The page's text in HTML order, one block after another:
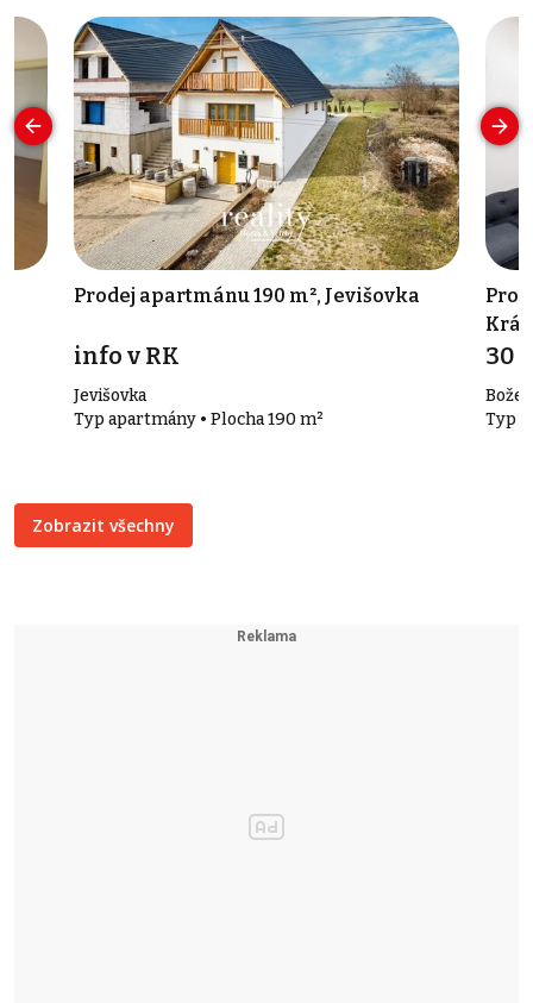
Prodej apartmánu 190 m², Jevišovka
info v RK
Jevišovka
Typ apartmány • Plocha 190 m²
30
Typ
Zobrazit všechny